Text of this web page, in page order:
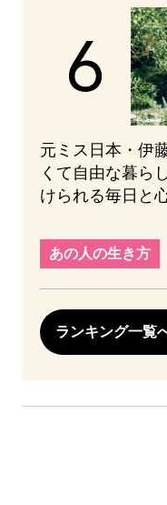
元ミス日本・伊
くて自由な暮ら
けられる毎日と
あの人の生き方
ランキング一覧